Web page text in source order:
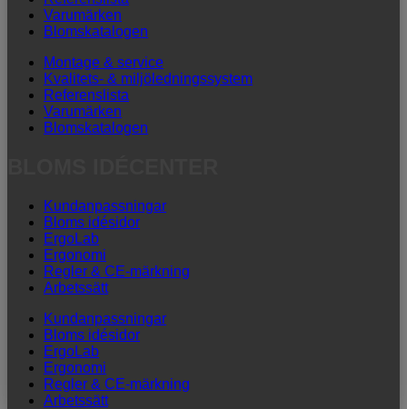
Varumärken
Blomskatalogen
Montage & service
Kvalitets- & miljöledningssystem
Referenslista
Varumärken
Blomskatalogen
Kundanpassningar
Bloms idésidor
ErgoLab
Ergonomi
Regler & CE-märkning
Arbetssätt
Kundanpassningar
Bloms idésidor
ErgoLab
Ergonomi
Regler & CE-märkning
Arbetssätt